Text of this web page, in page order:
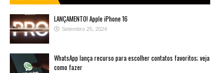
LANÇAMENTO! Apple iPhone 16
Setembro 25, 2024
WhatsApp lança recurso para escolher contatos favoritos; veja
como fazer